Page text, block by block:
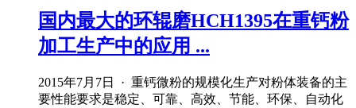
国内最大的环辊磨HCH1395在重钙粉
加工生产中的应用 ...
2015年7月7日 · 重钙微粉的规模化生产对粉体装备的主
要性能要求是稳定、可靠、高效、节能、环保、自动化